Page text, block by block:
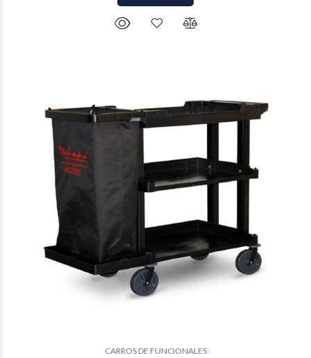
CARROS DE FUNCIONALES
$513.77797
49